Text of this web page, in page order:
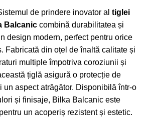
de prindere inovator al tiglei
Balcanic combină durabilitatea și
design modern, perfect pentru orice
Fabricată din oțel de înaltă calitate și
multiple împotriva coroziunii și
țiglă asigură o protecție de
un aspect atrăgător. Disponibilă într-o
și finisaje, Bilka Balcanic este
un acoperiș rezistent și estetic.